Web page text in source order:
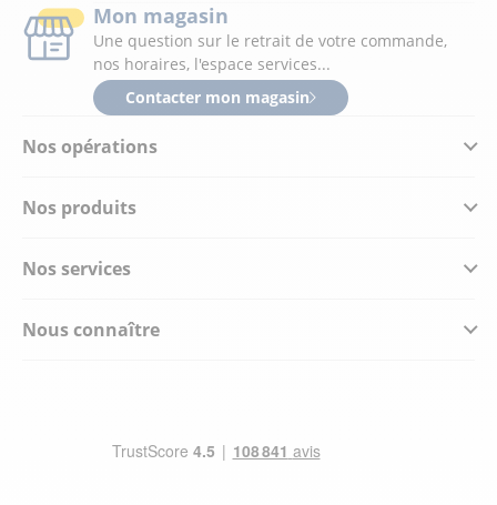
Nos opérations
Nos produits
Nos services
Nous connaître
Mon magasin
Une question sur le retrait de votre commande,
nos horaires, l'espace services...
Contacter mon magasin